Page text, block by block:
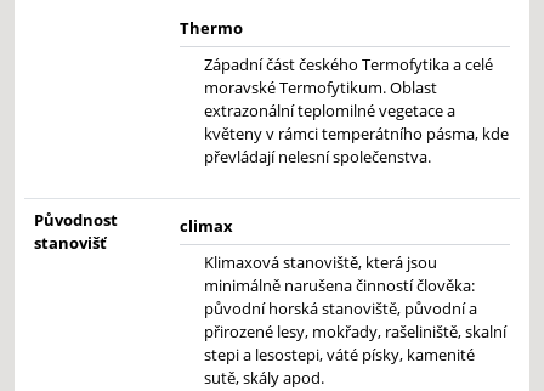
Thermo
Západní část českého Termofytika a celé
moravské Termofytikum. Oblast
extrazonální teplomilné vegetace a
květeny v rámci temperátního pásma, kde
převládají nelesní společenstva.
Původnost
stanovišť
climax
Klimaxová stanoviště, která jsou
minimálně narušena činností člověka:
původní horská stanoviště, původní a
přirozené lesy, mokřady, rašeliniště, skalní
stepi a lesostepi, váté písky, kamenité
sutě, skály apod.